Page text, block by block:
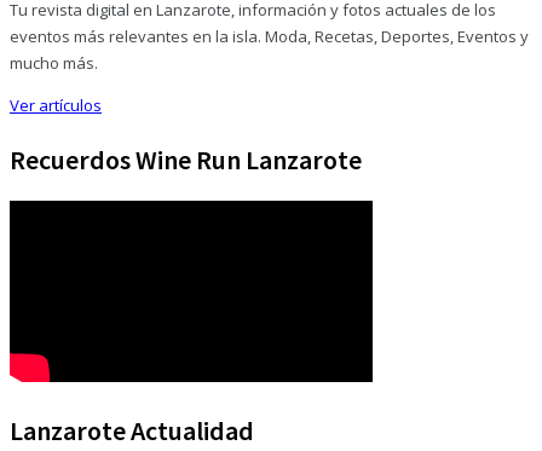
Tu revista digital en Lanzarote, información y fotos actuales de los
eventos más relevantes en la isla. Moda, Recetas, Deportes, Eventos y
mucho más.
Ver artículos
Recuerdos Wine Run Lanzarote
Lanzarote Actualidad